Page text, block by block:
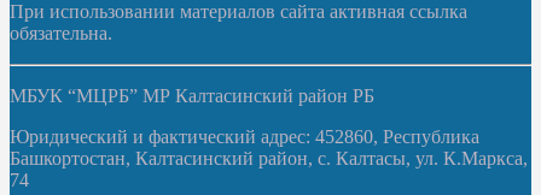
При использовании материалов сайта активная ссылка
обязательна.
МБУК “МЦРБ” МР Калтасинский район РБ
Юридический и фактический адрес: 452860, Республика
Башкортостан, Калтасинский район, с. Калтасы, ул. К.Маркса,
74